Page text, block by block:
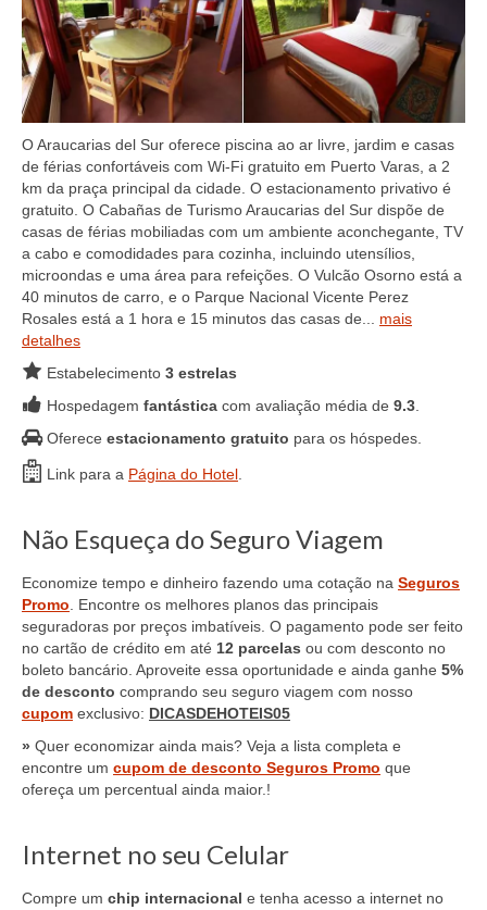
O Araucarias del Sur oferece piscina ao ar livre, jardim e casas
de férias confortáveis com Wi-Fi gratuito em Puerto Varas, a 2
km da praça principal da cidade. O estacionamento privativo é
gratuito. O Cabañas de Turismo Araucarias del Sur dispõe de
casas de férias mobiliadas com um ambiente aconchegante, TV
a cabo e comodidades para cozinha, incluindo utensílios,
microondas e uma área para refeições. O Vulcão Osorno está a
40 minutos de carro, e o Parque Nacional Vicente Perez
Rosales está a 1 hora e 15 minutos das casas de... mais
detalhes
Estabelecimento 3 estrelas
Hospedagem fantástica com avaliação média de 9.3.
Oferece estacionamento gratuito para os hóspedes.
Link para a Página do Hotel.
Não Esqueça do Seguro Viagem
Economize tempo e dinheiro fazendo uma cotação na Seguros
Promo. Encontre os melhores planos das principais
seguradoras por preços imbatíveis. O pagamento pode ser feito
no cartão de crédito em até 12 parcelas ou com desconto no
boleto bancário. Aproveite essa oportunidade e ainda ganhe 5%
de desconto comprando seu seguro viagem com nosso
cupom exclusivo: DICASDEHOTEIS05
» Quer economizar ainda mais? Veja a lista completa e
encontre um cupom de desconto Seguros Promo que
ofereça um percentual ainda maior.!
Internet no seu Celular
Compre um chip internacional e tenha acesso a internet no